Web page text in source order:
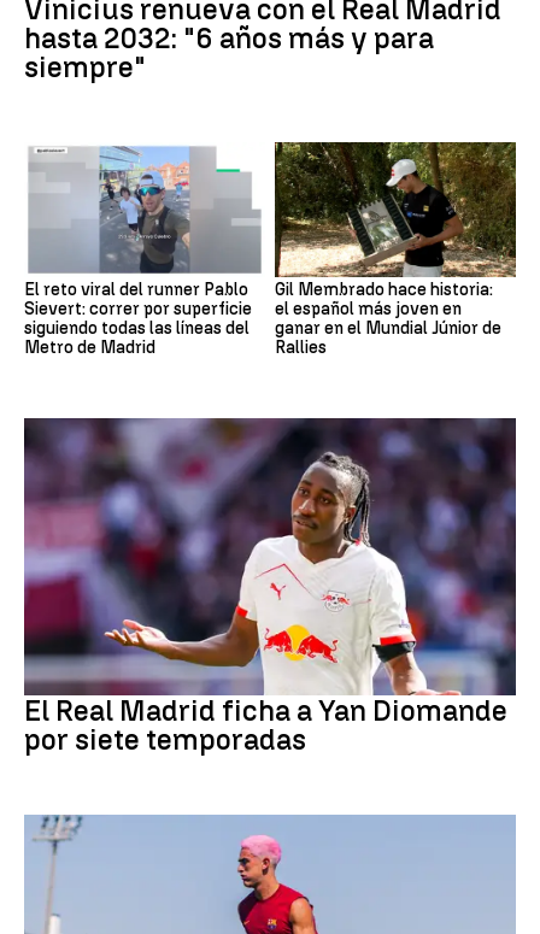
Vinicius renueva con el Real Madrid
hasta 2032: "6 años más y para
siempre"
El reto viral del runner Pablo
Sievert: correr por superficie
siguiendo todas las líneas del
Metro de Madrid
Gil Membrado hace historia:
el español más joven en
ganar en el Mundial Júnior de
Rallies
Fútbol
El Real Madrid ficha a Yan Diomande
por siete temporadas